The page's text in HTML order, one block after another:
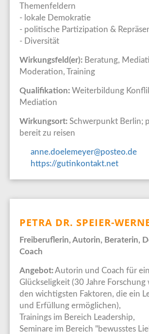
Themenfeldern
- lokale Demokratie
- politische Partizipation &
- Diversität
Wirkungsfeld(er): Beratung,
Moderation, Training
Qualifikation: Weiterbildung
Mediation
Wirkungsort: Schwerpunkt Berlin;
bereit zu reisen
anne.doelemeyer@posteo.de
https://gutinkontakt.net
PETRA DR. SPEIER-
Freiberuflerin, Autorin, Beraterin,
Coach
Angebot:Autorin und Coach für
Glückseligkeit (30 Jahre
den wichtigsten Faktoren, die ein
und Erfüllung ermöglichen),
Trainings im Bereich Leadership,
Seminare im Bereich "bewusstes